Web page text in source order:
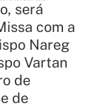
será
com a
Nareg
Vartan
de
de